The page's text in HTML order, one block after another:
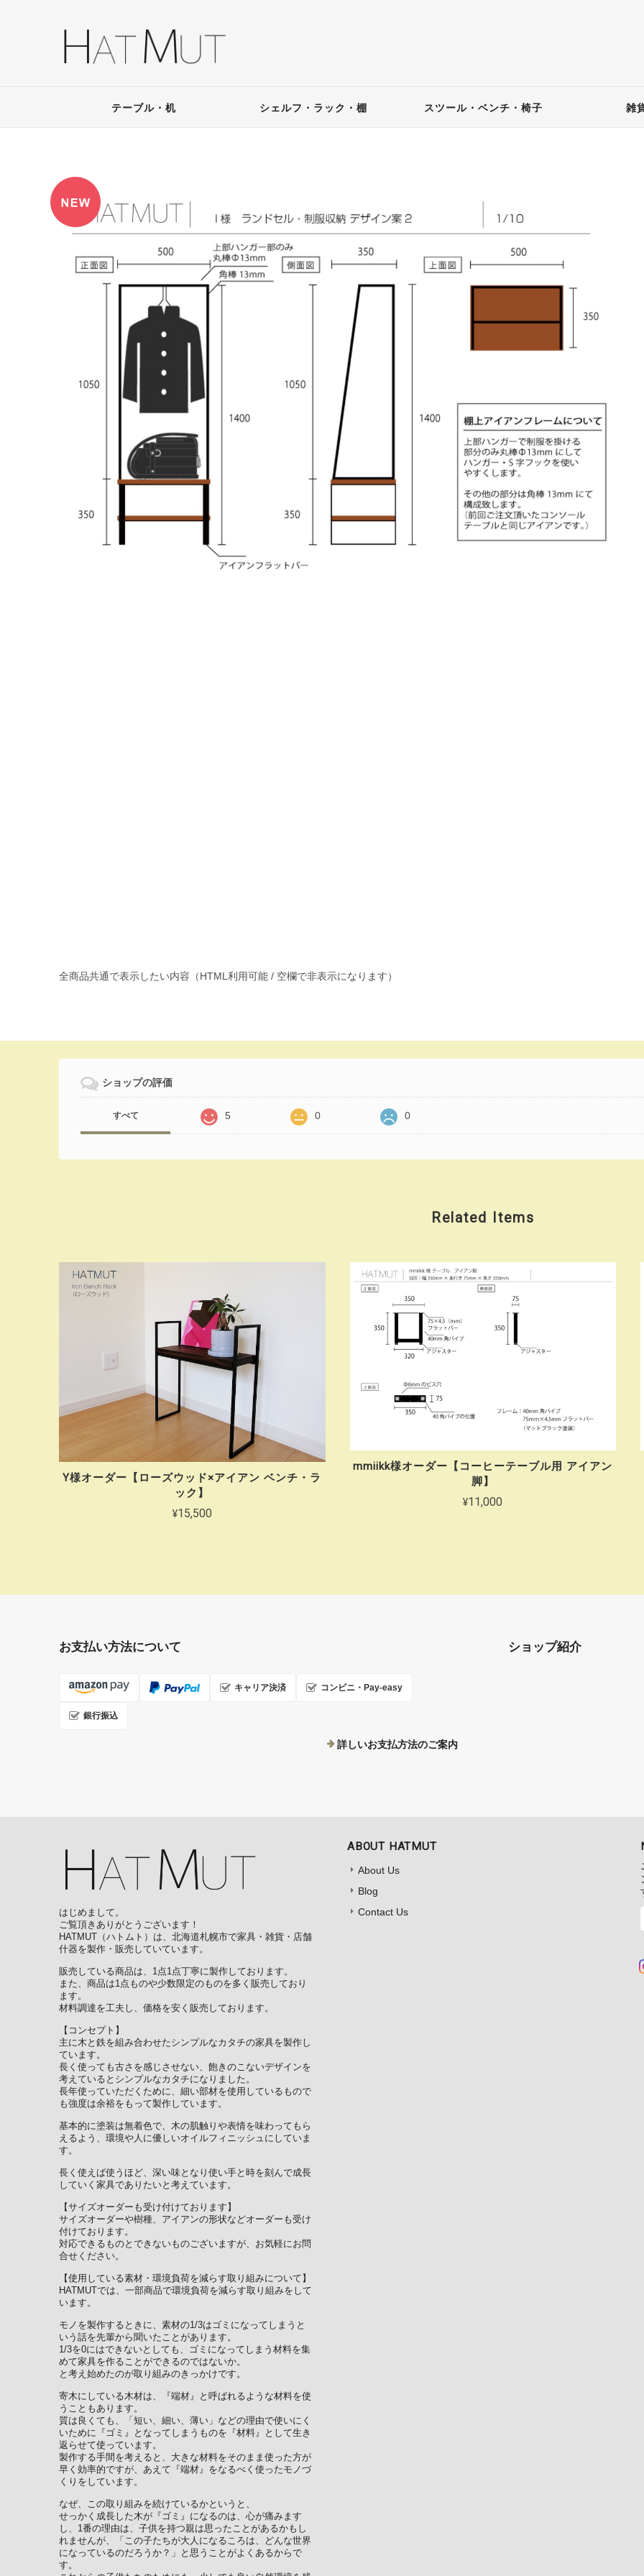
テーブル・机 シェルフ・ラック・棚 スツール・ベンチ・椅子 雑
全商品共通で表示したい内容（HTML利用可能 / 空欄で非表示になります）
ショップの評価
すべて 5 0 0
Related Items
Y様オーダー【ローズウッド×アイアン ベンチ・ラ
ック】
¥15,500
mmiikk様オーダー【コーヒーテーブル用 アイアン
脚】
¥11,000
お支払い方法について
キャリア決済 コンビニ・Pay-easy
銀行振込
詳しいお支払方法のご案内
ショップ紹介
はじめまして。
ご覧頂きありがとうございます！
HATMUT（ハトムト）は、北海道札幌市で家具・雑貨・店舗
什器を製作・販売していています。
販売している商品は、1点1点丁寧に製作しております。
また、商品は1点ものや少数限定のものを多く販売しており
ます。
材料調達を工夫し、価格を安く販売しております。
【コンセプト】
主に木と鉄を組み合わせたシンプルなカタチの家具を製作し
ています。
長く使っても古さを感じさせない、飽きのこないデザインを
考えているとシンプルなカタチになりました。
長年使っていただくために、細い部材を使用しているもので
も強度は余裕をもって製作しています。
基本的に塗装は無着色で、木の肌触りや表情を味わってもら
えるよう、環境や人に優しいオイルフィニッシュにしていま
す。
長く使えば使うほど、深い味となり使い手と時を刻んで成長
していく家具でありたいと考えています。
【サイズオーダーも受け付けております】
サイズオーダーや樹種、アイアンの形状などオーダーも受け
付けております。
対応できるものとできないものございますが、お気軽にお問
合せください。
【使用している素材・環境負荷を減らす取り組みについて】
HATMUTでは、一部商品で環境負荷を減らす取り組みをして
います。
モノを製作するときに、素材の1/3はゴミになってしまうと
いう話を先輩から聞いたことがあります。
1/3を0にはできないとしても、ゴミになってしまう材料を集
めて家具を作ることができるのではないか。
と考え始めたのが取り組みのきっかけです。
寄木にしている木材は、『端材』と呼ばれるような材料を使
うこともあります。
質は良くても、「短い、細い、薄い」などの理由で使いにく
いために『ゴミ』となってしまうものを『材料』として生き
返らせて使っています。
製作する手間を考えると、大きな材料をそのまま使った方が
早く効率的ですが、あえて『端材』をなるべく使ったモノづ
くりをしています。
なぜ、この取り組みを続けているかというと、
せっかく成長した木が『ゴミ』になるのは、心が痛みます
し、1番の理由は、子供を持つ親は思ったことがあるかもし
れませんが、「この子たちが大人になるころは、どんな世界
になっているのだろうか？」と思うことがよくあるからで
す。
ABOUT HATMUT
About Us
Blog
Contact Us